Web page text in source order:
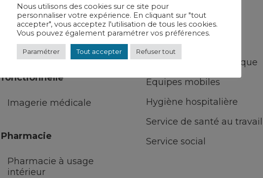
Santé publique
Addictologie
Unités transversales
Diététique
Education thérapeutique
Equipes mobiles
Hygiène hospitalière
Service de santé au travail
Service social
fonctionnelle
Imagerie médicale
Pharmacie
Pharmacie à usage
intérieur
Nous utilisons des cookies sur ce site pour
personnaliser votre expérience. En cliquant sur "tout
accepter", vous acceptez l'utilisation de tous les cookies.
Vous pouvez également paramétrer vos préférences.
Paramétrer Tout accepter Refuser tout